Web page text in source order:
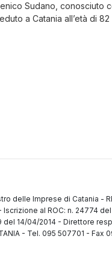
Sudano, conosciuto
a Catania all’età di 82
di Mimmo Sudano
delle Imprese di Catania -
Iscrizione al ROC: n. 24774
del 14/04/2014 - Direttore
- Tel. 095 507701 - Fax